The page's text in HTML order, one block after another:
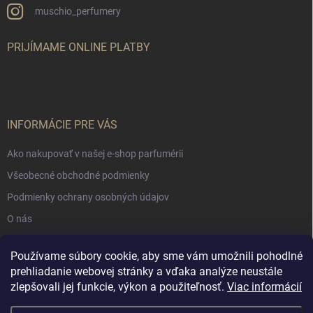
Používame súbory cookie, aby sme vám umožnili pohodlné
prehliadanie webovej stránky a vďaka analýze neustále
zlepšovali jej funkcie, výkon a použiteľnosť. Viac informácií
muschio_perfumery
PRIJÍMAME ONLINE PLATBY
INFORMÁCIE PRE VÁS
Ako nakupovať v našej e-shop parfumérii
Všeobecné obchodné podmienky
Podmienky ochrany osobných údajov
O nás
NÁKUPNÝ KOŠÍK
0 ks /€0